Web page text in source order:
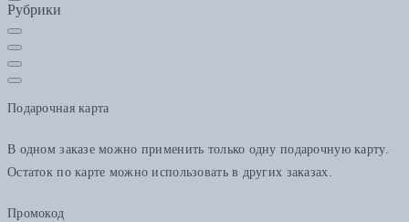
Рубрики
Подарочная карта
В одном заказе можно применить только одну подарочную карту.
Остаток по карте можно использовать в других заказах.
Промокод